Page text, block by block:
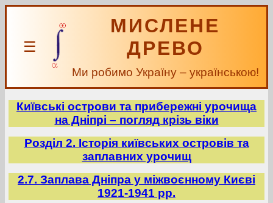
☰
МИСЛЕНЕ
ДРЕВО
Ми робимо Україну – українською!
Київські острови та прибережні урочища
на Дніпрі – погляд крізь віки
Розділ 2. Історія київських островів та
заплавних урочищ
2.7. Заплава Дніпра у міжвоєнному Києві
1921-1941 рр.